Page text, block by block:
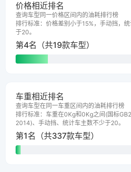
价格相近排名
查询车型同一价格区间内的油耗排行榜
排行标准：价格差别小于15%，手动挡，
于20。
第4名（共19款车型）
车重相近排名
查询车型在同一车重区间内的油耗排行榜
排行标准：车重在0Kg和0Kg之间(国标
2014)、手动挡、统计车主数不少于20。
第1名（共337款车型）